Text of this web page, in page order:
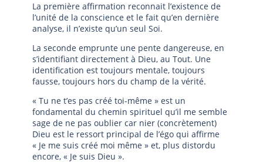
La première affirmation reconnait l’existence de
l’unité de la conscience et le fait qu’en dernière
analyse, il n’existe qu’un seul Soi.
La seconde emprunte une pente dangereuse, en
s’identifiant directement à Dieu, au Tout. Une
identification est toujours mentale, toujours
fausse, toujours hors du champ de la vérité.
« Tu ne t’es pas créé toi-même » est un
fondamental du chemin spirituel qu’il me semble
sage de ne pas oublier car nier (concrètement)
Dieu est le ressort principal de l’égo qui affirme
« Je me suis créé moi même » et, plus distordu
encore, « Je suis Dieu ».